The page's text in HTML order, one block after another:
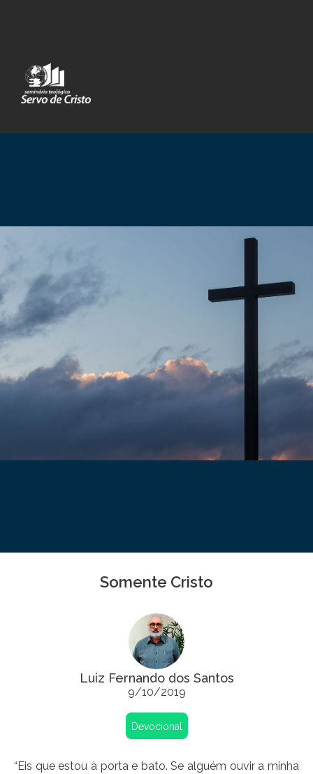
Somente Cristo
Luiz Fernando dos Santos
9/10/2019
Devocional
“Eis que estou à porta e bato. Se alguém ouvir a minha